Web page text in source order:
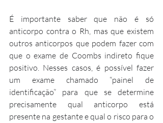
É importante saber que não é só
anticorpo contra o Rh, mas que existem
outros anticorpos que podem fazer com
que o exame de Coombs indireto fique
positivo. Nesses casos, é possível fazer
um exame chamado “painel de
identificação” para que se determine
precisamente qual anticorpo está
presente na gestante e qual o risco para o